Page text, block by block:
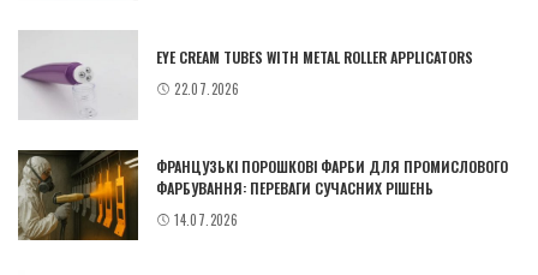
EYE CREAM TUBES WITH METAL ROLLER APPLICATORS
22.07.2026
ФРАНЦУЗЬКІ ПОРОШКОВІ ФАРБИ ДЛЯ ПРОМИСЛОВОГО
ФАРБУВАННЯ: ПЕРЕВАГИ СУЧАСНИХ РІШЕНЬ
14.07.2026